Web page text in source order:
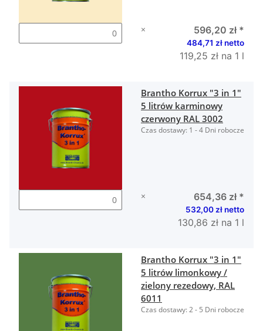
× 596,20 zł *
484,71 zł netto
119,25 zł na 1 l
Brantho Korrux "3 in 1"
5 litrów karminowy
czerwony RAL 3002
Czas dostawy: 1 - 4 Dni robocze
× 654,36 zł *
532,00 zł netto
130,86 zł na 1 l
Brantho Korrux "3 in 1"
5 litrów limonkowy /
zielony rezedowy, RAL
6011
Czas dostawy:2 - 5 Dni robocze